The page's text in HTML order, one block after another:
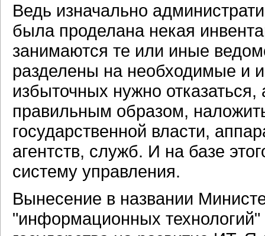
Ведь изначально
была проделана некая
занимаются те или иные
разделены на необходимые и
избыточных нужно
правильным образом,
государственной власти,
агентств, служб. И на базе
систему управления.
Вынесение в названии
"информационных